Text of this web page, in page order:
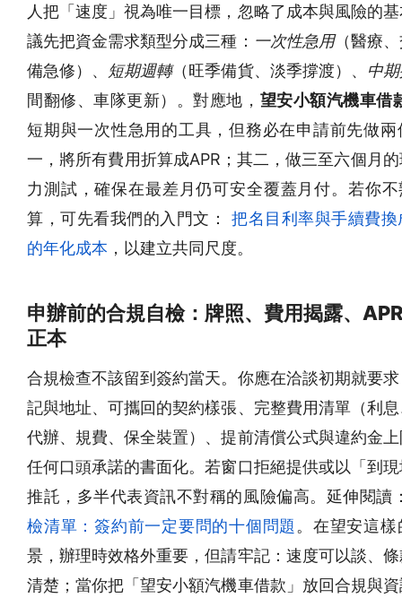
人把「速度」視為唯一目標，忽略了成本與風險的
議先把資金需求類型分成三種： 一次性急用（醫療
備急修）、 短期週轉（旺季備貨、淡季撐渡）、
中
間翻修、車隊更新）。對應地， 望安小額汽機車借
短期與一次性急用的工具，但務必在申請前先做兩
一，將所有費用折算成APR；其二，做三至六個月
力測試，確保在最差月仍可安全覆蓋月付。若你不
算，可先看我們的入門文：
把名目利率與手續費
的年化成本 ，以建立共同尺度。
申辦前的合規自檢：牌照、費用揭露、
正本
合規檢查不該留到簽約當天。你應在洽談初期就要
記與地址、可攜回的契約樣張、完整費用清單（利
代辦、規費、保全裝置）、提前清償公式與違約金
任何口頭承諾的書面化。若窗口拒絕提供或以「到
推託，多半代表資訊不對稱的風險偏高。延伸閱讀
檢清單：簽約前一定要問的十個問題 。在望安這
景，辦理時效格外重要，但請牢記：速度可以談、
清楚；當你把「望安小額汽機車借款」放回合規與